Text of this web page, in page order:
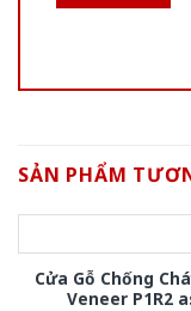
SẢN PHẨM
Cửa Gỗ Chống
Veneer P1R2